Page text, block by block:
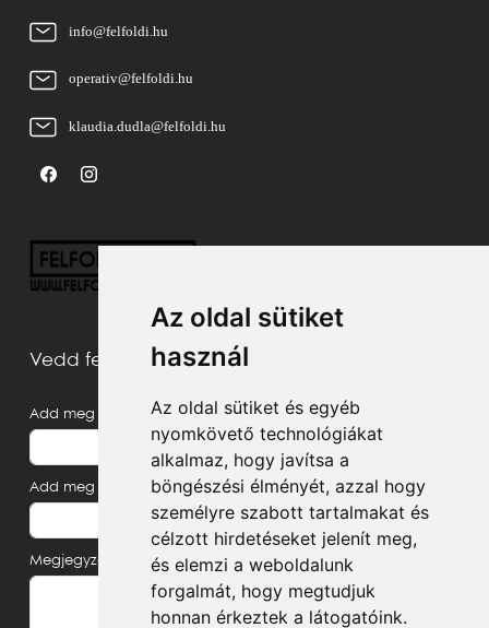
Az oldal sütiket
használ
Az oldal sütiket és egyéb
nyomkövető technológiákat
alkalmaz, hogy javítsa a
böngészési élményét, azzal hogy
személyre szabott tartalmakat és
célzott hirdetéseket jelenít meg,
és elemzi a weboldalunk
forgalmát, hogy megtudjuk
honnan érkeztek a látogatóink.
info@felfoldi.hu
operativ@felfoldi.hu
klaudia.dudla@felfoldi.hu
Vedd fel velünk a kapcsolatot
Add meg a neved
Add meg az e-mail címed
Megjegyzés, üzenet